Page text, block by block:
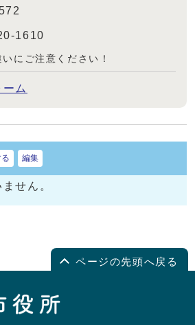
1610
にご注意ください！
ム
編集
せん。
ページの先頭へ戻る